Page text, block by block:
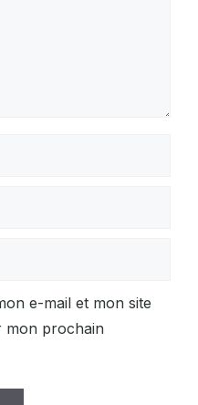
e-mail et mon site
mon prochain